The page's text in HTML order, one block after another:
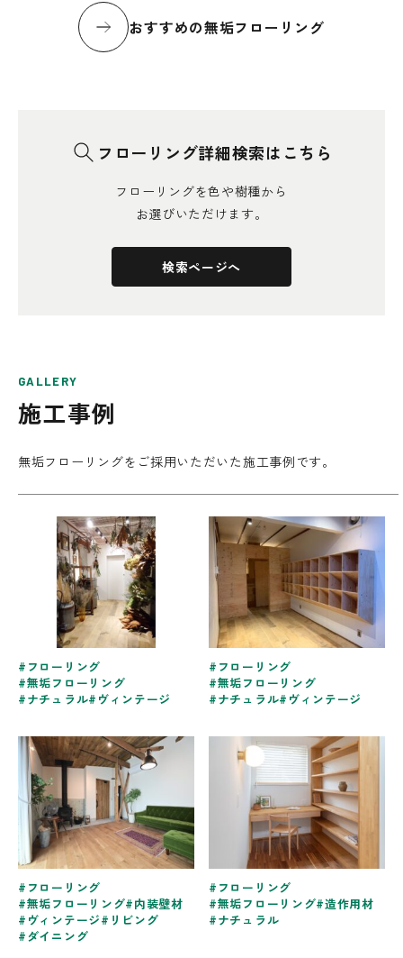
おすすめの無垢フローリング
フローリング詳細検索はこちら
フローリングを色や樹種から
お選びいただけます。
検索ページへ
GALLERY
施工事例
無垢フローリングをご採用いただいた施工事例です。
フローリング
無垢フローリング
ナチュラル
ヴィンテージ
フローリング
無垢フローリング
ナチュラル
ヴィンテージ
フローリング
無垢フローリング 内装壁材
ヴィンテージ
リビング
ダイニング
フローリング
無垢フローリング 造作用材
ナチュラル